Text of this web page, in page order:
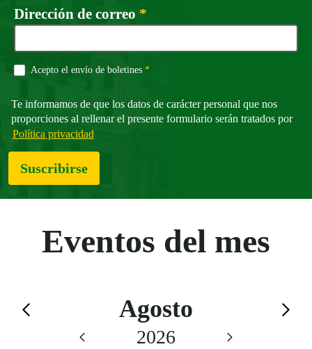
Dirección de correo *
Acepto el envío de boletines *Campo obligatorio
Te informamos de que los datos de carácter personal que nos
proporciones al rellenar el presente formulario serán tratados por
Política privacidad
Suscribirse
Eventos del mes
Calendario de Agosto
Saltar el calendario
Agosto
2026